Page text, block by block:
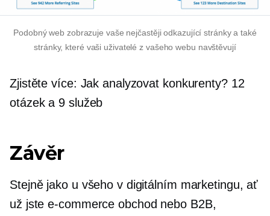
Podobný web zobrazuje vaše nejčastěji odkazující stránky a také
stránky, které vaši uživatelé z vašeho webu navštěvují
Zjistěte více: Jak analyzovat konkurenty? 12
otázek a 9 služeb
Závěr
Stejně jako u všeho v digitálním marketingu, ať
už jstee-commerce obchod nebo B2B,